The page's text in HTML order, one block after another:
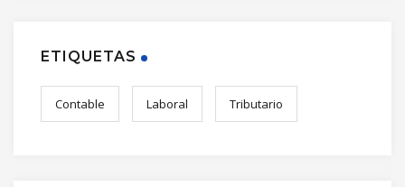
ETIQUETAS
Contable Laboral Tributario